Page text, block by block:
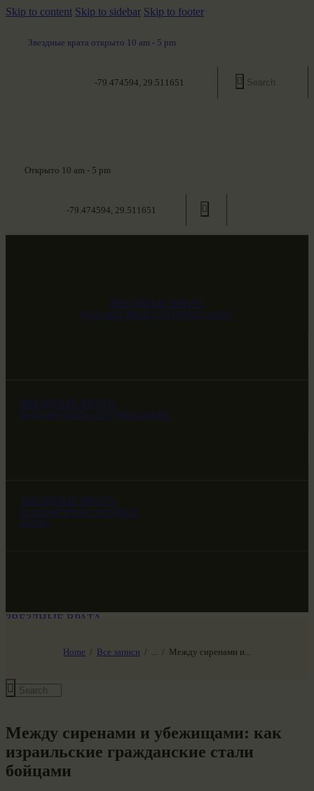
Skip to content Skip to sidebar Skip to footer
Звездные врата открыто 10 am - 5 pm
-79.474594, 29.511651
Открыто 10 am - 5 pm
-79.474594, 29.511651
ЗВЕЗДНЫЕ ВРАТА
НАШ МИР ВЧЕРА СЕГОДНЯ И ЗАВТРА
ЗВЕЗДНЫЕ ВРАТА
НАШ МИР ВЧЕРА СЕГОДНЯ И ЗАВТРА
ЗВЕЗДНЫЕ ВРАТА
НАШ МИР ВЧЕРА СЕГОДНЯ И
ЗАВТРА
Home Все записи Между сиренами и...
ЗВЕЗДНЫЕ ВРАТА
Между сиренами и убежищами: как
израильские гражданские стали
бойцами